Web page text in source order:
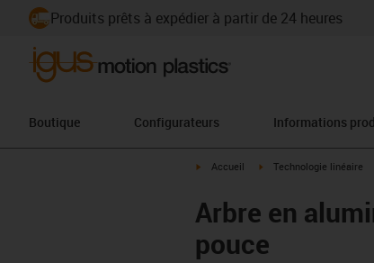
Produits prêts à expédier à partir de 24 heures
Boutique Configurateurs Informations
igus-icon-arrow-right
Accueil igus-icon-arrow-right
Technologie linéaire
Arbre en
pouce